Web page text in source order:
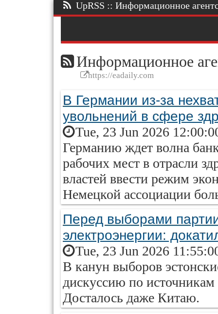
UpRSS :: Информационное
Информационное
https://eadaily.com
В Германии из-за
увольнений в сфере
Tue, 23 Jun 2026
Германию ждет волна
рабочих мест в отрасли
властей ввести режим
Немецкой ассоциации
Перед выборами
электроэнергии:
Tue, 23 Jun 2026
В канун выборов
дискуссию по источникам
Досталось даже Китаю.